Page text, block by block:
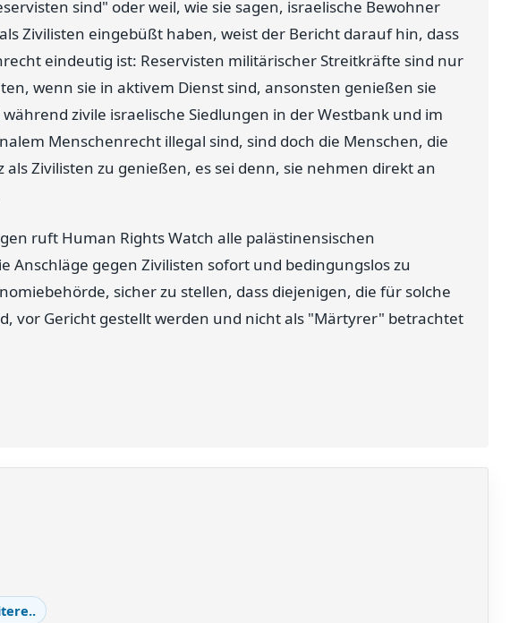
sind" oder weil, wie sie sagen, israelische Bewohner
Zivilisten eingebüßt haben, weist der Bericht darauf hin, dass
eindeutig ist: Reservisten militärischer Streitkräfte sind nur
wenn sie in aktivem Dienst sind, ansonsten genießen sie
zivile israelische Siedlungen in der Westbank und im
Menschenrecht illegal sind, sind doch die Menschen, die
Zivilisten zu genießen, es sei denn, sie nehmen direkt an
ruft Human Rights Watch alle palästinensischen
Anschläge gegen Zivilisten sofort und bedingungslos zu
sicher zu stellen, dass diejenigen, die für solche
vor Gericht gestellt werden und nicht als "Märtyrer" betrachtet